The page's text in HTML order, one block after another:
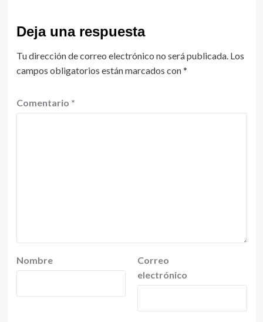
Deja una respuesta
Tu dirección de correo electrónico no será publicada. Los
campos obligatorios están marcados con*
Comentario *
Nombre
Correo
electrónico